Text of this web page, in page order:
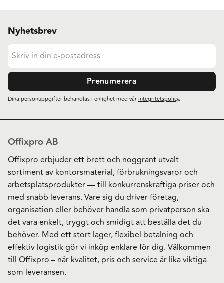
Nyhetsbrev
Prenumerera
Dina personuppgifter behandlas i enlighet med vårintegritetspolicy.
Offixpro AB
Offixpro erbjuder ett brett och noggrant utvalt
sortiment av kontorsmaterial, förbrukningsvaror och
arbetsplatsprodukter — till konkurrenskraftiga priser och
med snabb leverans. Vare sig du driver företag,
organisation eller behöver handla som privatperson ska
det vara enkelt, tryggt och smidigt att beställa det du
behöver. Med ett stort lager, flexibel betalning och
effektiv logistik gör vi inköp enklare för dig. Välkommen
till Offixpro – när kvalitet, pris och service är lika viktiga
som leveransen.